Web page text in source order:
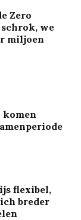
Zero
schrok, we
miljoen
komen
flexibel,
breder